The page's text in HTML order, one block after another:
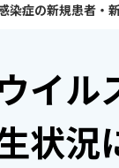
染症の新規患者・
イル
状